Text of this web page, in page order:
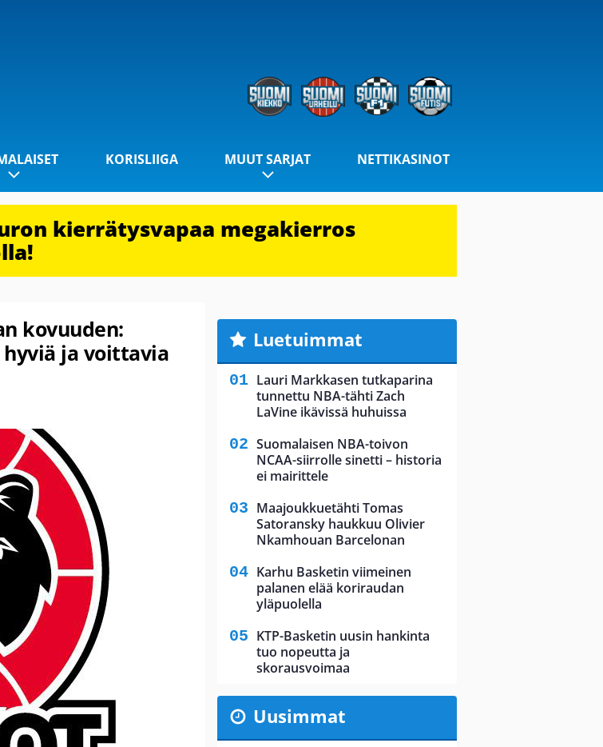
KORISLIIGA MUUT SARJAT NETTIKASINOT
kierrätysvapaa megakierros
kovuuden:
ja voittavia
Luetuimmat
Lauri Markkasen tutkaparina
tunnettu NBA-tähti Zach
LaVine ikävissä huhuissa
Suomalaisen NBA-toivon
NCAA-siirrolle sinetti – historia
ei mairittele
Maajoukkuetähti Tomas
Satoransky haukkuu Olivier
Nkamhouan Barcelonan
Karhu Basketin viimeinen
palanen elää koriraudan
yläpuolella
KTP-Basketin uusin hankinta
tuo nopeutta ja
skorausvoimaa
Uusimmat